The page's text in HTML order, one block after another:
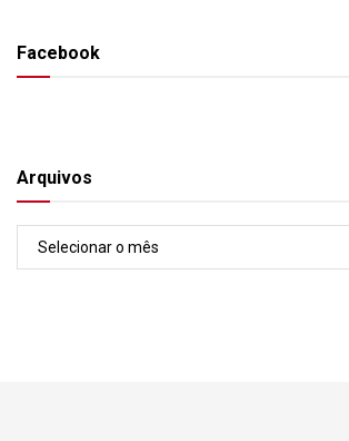
Facebook
Arquivos